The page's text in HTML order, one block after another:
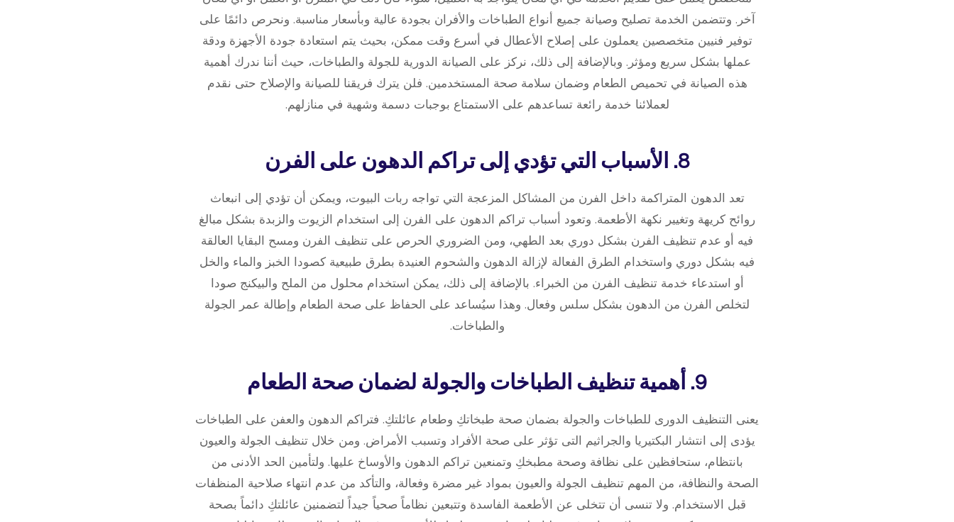
آخر. وتتضمن الخدمة تصليح وصيانة جميع أنواع الطباخات والأفران بجودة عالية وبأسعار مناسبة. ونحرص دائمًا على
توفير فنيين متخصصين يعملون على إصلاح الأعطال في أسرع وقت ممكن، بحيث يتم استعادة جودة الأجهزة ودقة
عملها بشكل سريع ومؤثر. وبالإضافة إلى ذلك، نركز على الصيانة الدورية للجولة والطباخات، حيث أننا ندرك أهمية
هذه الصيانة في تحميص الطعام وضمان سلامة صحة المستخدمين. فلن يترك فريقنا للصيانة والإصلاح حتى نقدم
لعملائنا خدمة رائعة تساعدهم على الاستمتاع بوجبات دسمة وشهية في منازلهم.
8. الأسباب التي تؤدي إلى تراكم الدهون على الفرن
تعد الدهون المتراكمة داخل الفرن من المشاكل المزعجة التي تواجه ربات البيوت، ويمكن أن تؤدي إلى انبعاث
روائح كريهة وتغيير نكهة الأطعمة. وتعود أسباب تراكم الدهون على الفرن إلى استخدام الزيوت والزبدة بشكل مبالغ
فيه أو عدم تنظيف الفرن بشكل دوري بعد الطهي، ومن الضروري الحرص على تنظيف الفرن ومسح البقايا العالقة
فيه بشكل دوري واستخدام الطرق الفعالة لإزالة الدهون والشحوم العنيدة بطرق طبيعية كصودا الخبز والماء والخل
أو استدعاء خدمة تنظيف الفرن من الخبراء. بالإضافة إلى ذلك، يمكن استخدام محلول من الملح والبيكنج صودا
لتخلص الفرن من الدهون بشكل سلس وفعال. وهذا سيُساعد على الحفاظ على صحة الطعام وإطالة عمر الجولة
والطباخات.
9. أهمية تنظيف الطباخات والجولة لضمان صحة الطعام
يعنى التنظيف الدورى للطباخات والجولة بضمان صحة طبخاتكِ وطعام عائلتكِ. فتراكم الدهون والعفن على الطباخات
يؤدى إلى انتشار البكتيريا والجراثيم التى تؤثر على صحة الأفراد وتسبب الأمراض. ومن خلال تنظيف الجولة والعيون
بانتظام، ستحافظين على نظافة وصحة مطبخكِ وتمنعين تراكم الدهون والأوساخ عليها. ولتأمين الحد الأدنى من
الصحة والنظافة، من المهم تنظيف الجولة والعيون بمواد غير مضرة وفعالة، والتأكد من عدم انتهاء صلاحية المنظفات
قبل الاستخدام. ولا تنسى أن تتخلى عن الأطعمة الفاسدة وتتبعين نظاماً صحياً جيداً لتضمنين عائلتكِ دائماً بصحة